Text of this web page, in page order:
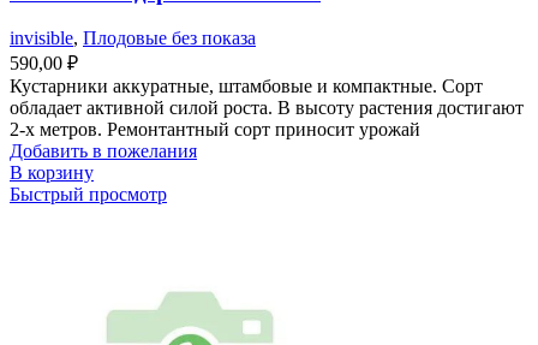
invisible, Плодовые без показа
590,00 ₽
Кустарники аккуратные, штамбовые и компактные. Сорт
обладает активной силой роста. В высоту растения достигают
2-х метров. Ремонтантный сорт приносит урожай
Добавить в пожелания
В корзину
Быстрый просмотр